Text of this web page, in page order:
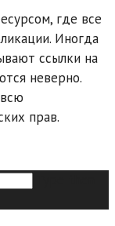
где все
Иногда
ссылки на
неверно.
прав.